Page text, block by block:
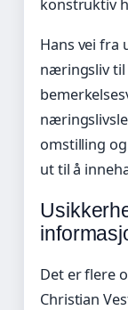
konstruktiv
Hans vei fra
næringsliv til
omstilling
ut til å
Det er flere
Christian